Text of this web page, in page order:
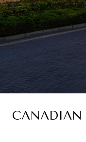
CANADIAN